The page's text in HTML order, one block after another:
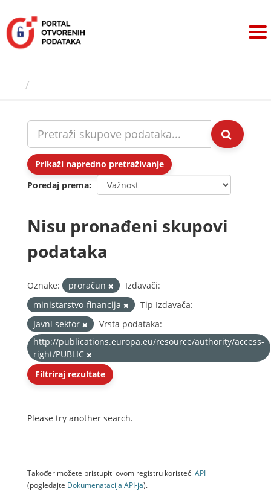
sadržaj
Prikaži napredno pretraživanje
Poredaj prema
Nisu pronađeni skupovi
podataka
Oznake: proračun
Izdavači:
ministarstvo-financija
Tip Izdavača:
Javni sektor
Vrsta podataka:
http://publications.europa.eu/resource/authority/access-
right/PUBLIC
Filtriraj rezultate
Please try another search.
Također možete pristupiti ovom registru koristeći API
(pogledajte Dokumenаtаcijа API-jа).